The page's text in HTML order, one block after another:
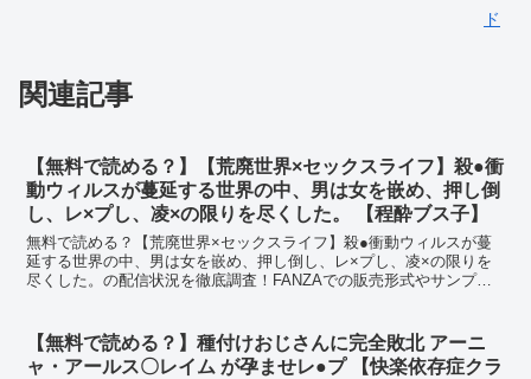
ド
関連記事
【無料で読める？】【荒廃世界×セックスライフ】殺●衝
動ウィルスが蔓延する世界の中、男は女を嵌め、押し倒
し、レ×プし、凌×の限りを尽くした。 【程酔ブス子】
無料で読める？【荒廃世界×セックスライフ】殺●衝動ウィルスが蔓
延する世界の中、男は女を嵌め、押し倒し、レ×プし、凌×の限りを
尽くした。の配信状況を徹底調査！FANZAでの販売形式やサンプル
【無料で読める？】種付けおじさんに完全敗北 アーニ
ャ・アールス〇レイム が孕ませレ●プ 【快楽依存症クラ